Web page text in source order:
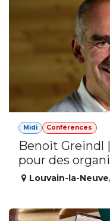
Midi Conférences
Benoit Greindl
pour des
Louvain-la-Neuve